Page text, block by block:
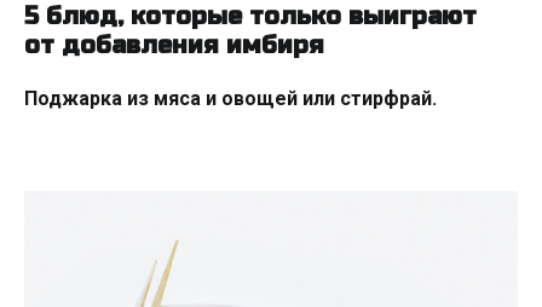
5 блюд, которые только выиграют
от добавления имбиря
Поджарка из мяса и овощей или стирфрай.